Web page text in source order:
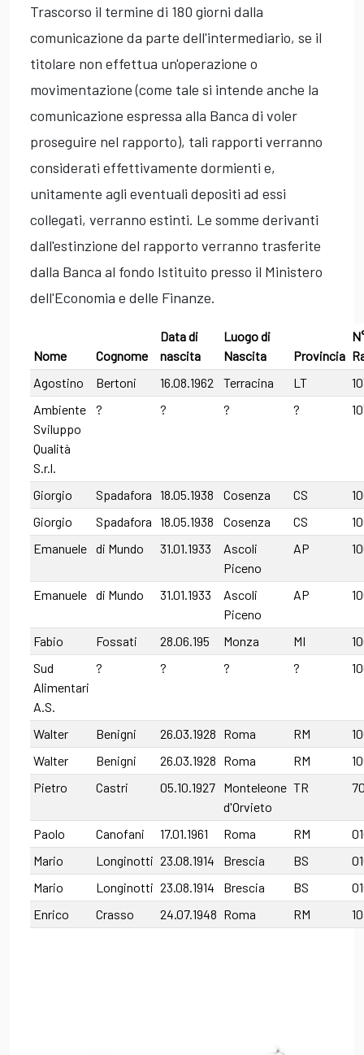
Trascorso il termine di 180 giorni dalla
comunicazione da parte dell'intermediario, se il
titolare non effettua un'operazione o
movimentazione (come tale si intende anche la
comunicazione espressa alla Banca di voler
proseguire nel rapporto), tali rapporti verranno
considerati effettivamente dormienti e,
unitamente agli eventuali depositi ad essi
collegati, verranno estinti. Le somme derivanti
dall'estinzione del rapporto verranno trasferite
dalla Banca al fondo Istituito presso il Ministero
dell'Economia e delle Finanze.
Nome Cognome
Data di
nascita
Luogo di
Nascita
Provincia
Agostino
Bertoni 16.08.1962 Terracina LT
Ambiente
Sviluppo
Qualità
S.r.l.
? ? ? ?
Giorgio Spadafora 18.05.1938 Cosenza CS
Giorgio
Spadafora 18.05.1938 Cosenza CS
Emanuele di Mundo 31.01.1933
Ascoli
Piceno
AP
Emanuele di Mundo 31.01.1933
Ascoli
Piceno
AP
Fabio Fossati 28.06.195 Monza MI
Sud
Alimentari
A.S.
? ? ? ?
Walter Benigni 26.03.1928 Roma RM
Walter
Benigni 26.03.1928 Roma RM
Pietro
Castri 05.10.1927 Monteleone
d'Orvieto
TR
Paolo Canofani 17.01.1961 Roma RM
Mario
Longinotti 23.08.1914 Brescia BS
Mario
Longinotti 23.08.1914 Brescia BS
Enrico
Crasso 24.07.1948 Roma RM